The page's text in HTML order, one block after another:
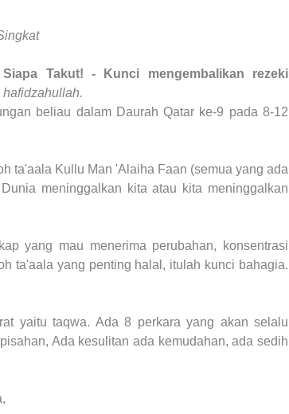
Siapa Takut! - Kunci mengembalikan rezeki
hafidzahullah.
beliau dalam Daurah Qatar ke-9 pada 8-12
ta'aala Kullu Man 'Alaiha Faan (semua yang ada
meninggalkan kita atau kita meninggalkan
yang mau menerima perubahan, konsentrasi
ta'aala yang penting halal, itulah kunci bahagia.
yaitu taqwa. Ada 8 perkara yang akan selalu
Ada kesulitan ada kemudahan, ada sedih